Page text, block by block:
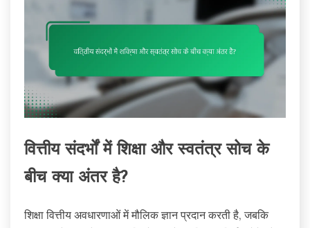
वित्तीय संदर्भों में शिक्षा और स्वतंत्र सोच के
बीच क्या अंतर है?
शिक्षा वित्तीय अवधारणाओं में मौलिक ज्ञान प्रदान करती है, जबकि